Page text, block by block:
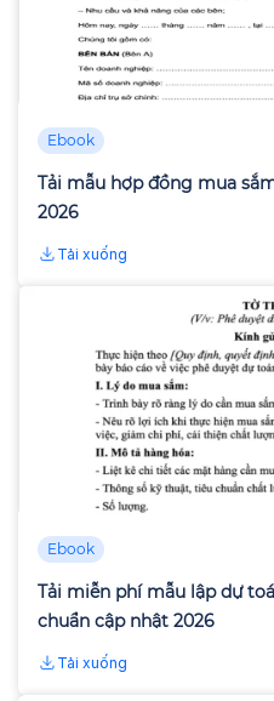
Ebook
Tải mẫu hợp đồng mua
2026
Tải xuống
Ebook
Tải miễn phí mẫu lập dự
chuẩn cập nhật 2026
Tải xuống